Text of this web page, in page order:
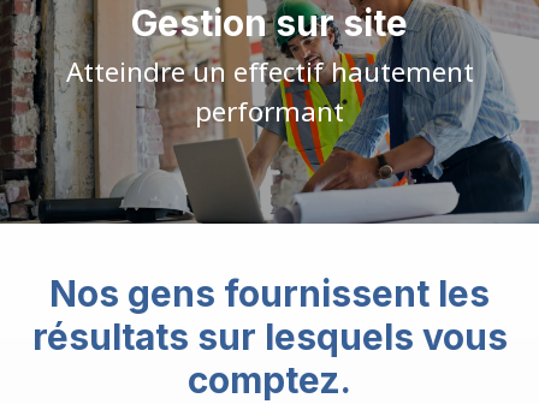
Gestion sur site
Atteindre un effectif hautement
performant
Nos gens fournissent les
résultats sur lesquels vous
comptez.